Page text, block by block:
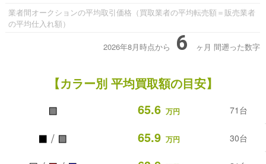
業者間オークションの平均取引価格（買取業者の平均転売額＝販売業者
の平均仕入れ額）
2026年8月時点から 6 ヶ月 間遡った数字
【カラー別 平均買取額の目安】
■ 65.6 万円 71台
■ / ■ 65.9 万円 30台